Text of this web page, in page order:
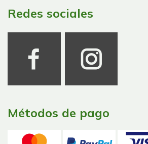
Redes sociales
Métodos de pago